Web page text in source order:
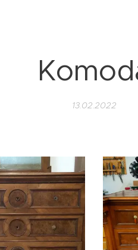
13.02.2022